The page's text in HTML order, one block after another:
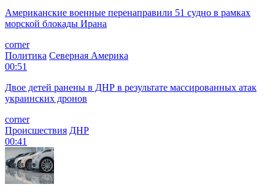
Американские военные перенаправили 51 судно в рамках
морской блокады Ирана
corner
Политика Северная Америка
00:51
Двое детей ранены в ДНР в результате массированных атак
украинских дронов
corner
Происшествия ДНР
00:41